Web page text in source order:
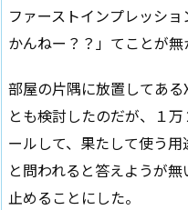
ファーストインプレッシ
かんねー？？」てことが無
部屋の片隅に放置してあ
とも検討したのだが、１
ールして、果たして使う用
と問われると答えようが
止めることにした。